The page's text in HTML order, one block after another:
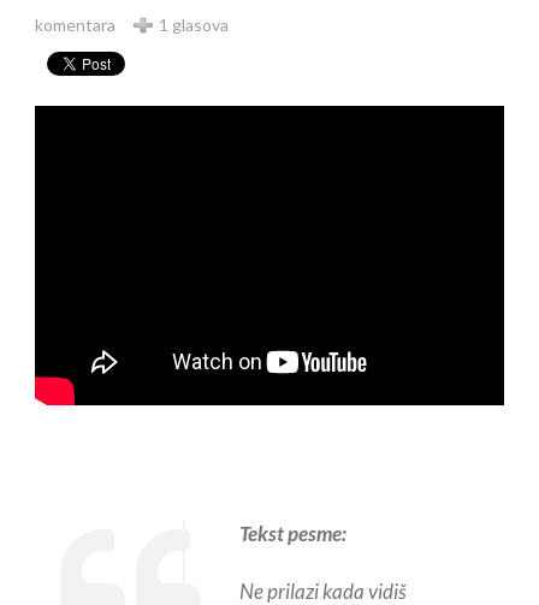
komentara
1 glasova
Tekst pesme:
Ne prilazi kada vidiš